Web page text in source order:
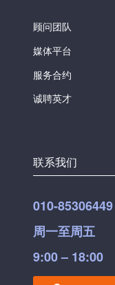
顾问团队
媒体平台
服务合约
诚聘英才
联系我们
010-85306449
周一至周五
9:00 – 18:00